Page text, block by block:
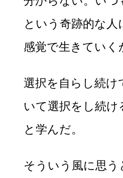
という奇跡的な
感覚で生きてい
選択を自らし続け
いて選択をし続
と学んだ。
そういう風に思